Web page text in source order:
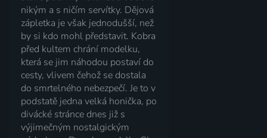
nikým a s ničím servítky. Dějová
zápletka je však jednodušší, než
by si kdo mohl představit. Kobra
před kultem chrání modelku,
která se jim náhodou postaví do
cesty, vlivem čehož se dostala
do smrtelného nebezpečí. Je to v
podstatě jedna velká honička, po
divácké stránce dnes již s
výjimečným nostalgickým